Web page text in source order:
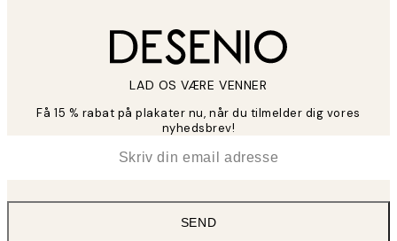
LAD OS VÆRE VENNER
Få 15 % rabat på plakater nu, når du tilmelder dig vores
nyhedsbrev!
SEND